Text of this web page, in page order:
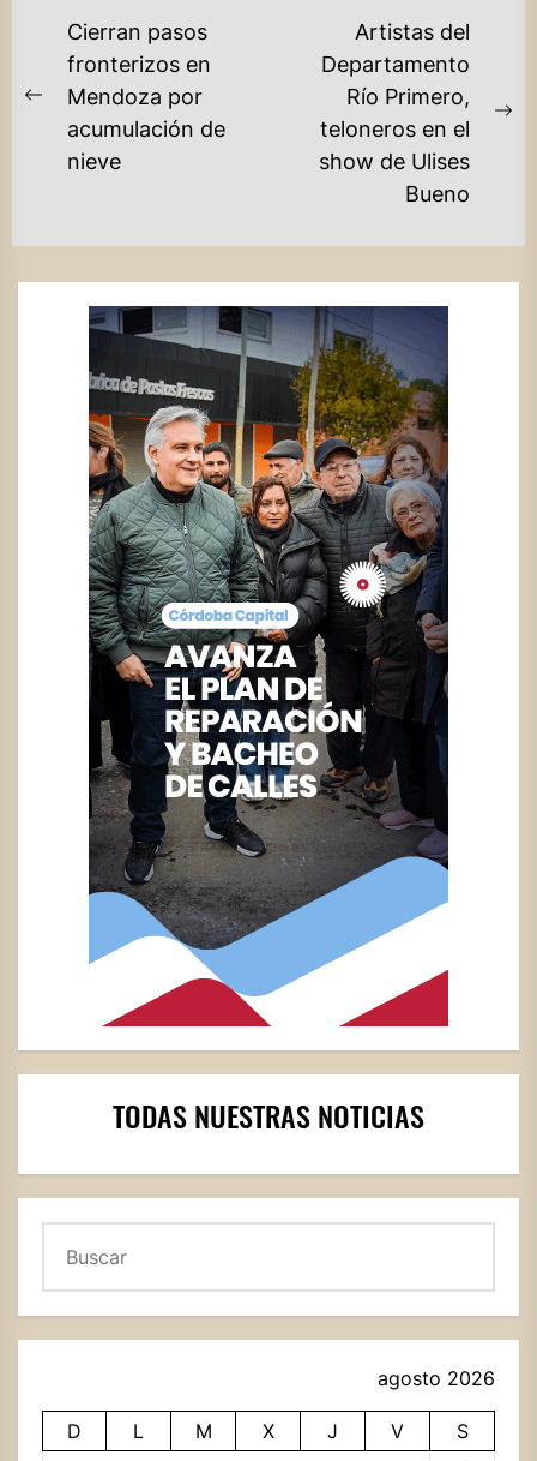
NAVEGACIÓN
ENTRADAS
Previous
post:
Cierran pasos
fronterizos en
Mendoza por
acumulación de
nieve
Artistas del
Departamento
Río Primero,
teloneros en el
show de Ulises
Bueno
TODAS NUESTRAS NOTICIAS
agosto 2026
D L M X J V
S